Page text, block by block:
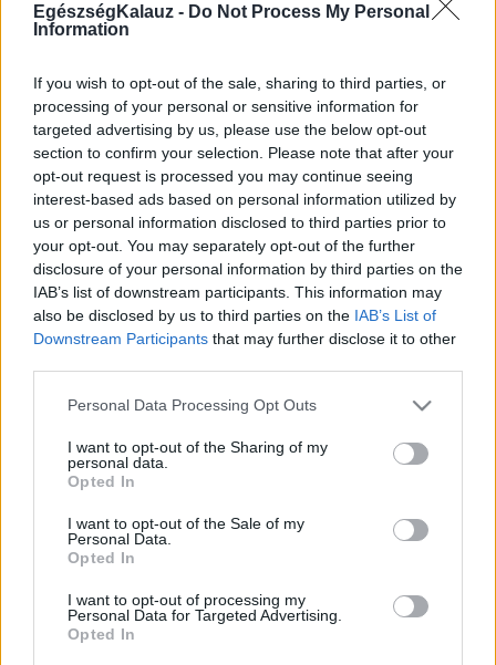
EgészségKalauz - Do Not Process My Personal
Information
If you wish to opt-out of the sale, sharing to third parties, or
processing of your personal or sensitive information for
targeted advertising by us, please use the below opt-out
section to confirm your selection. Please note that after your
opt-out request is processed you may continue seeing
interest-based ads based on personal information utilized by
us or personal information disclosed to third parties prior to
your opt-out. You may separately opt-out of the further
disclosure of your personal information by third parties on the
IAB’s list of downstream participants. This information may
also be disclosed by us to third parties on the IAB’s List of
Downstream Participants that may further disclose it to other
Please note that this website/app uses one or more Google
not limited to your visit or usage behaviour. You may click to
grant or deny consent to Google and its third-party tags to
use your data for below specified purposes in below Google
consent section.
Personal Data Processing Opt Outs
I want to opt-out of the Sharing of my
personal data.
Opted In
I want to opt-out of the Sale of my
Personal Data.
Opted In
I want to opt-out of processing my
Personal Data for Targeted Advertising.
Opted In
Kezelés
Életmódváltás
Prevenció
Hírek
Videók
Kisállatok egészsége
#allergia#influenza#cukorbetegség
#orvosmeteorológia#vérnyomás#stroke#rákbetegség
#pajzsmirigy #reflux#ekcéma #herpesz
Regisztráció
Petefészekrák
Petefészekrák